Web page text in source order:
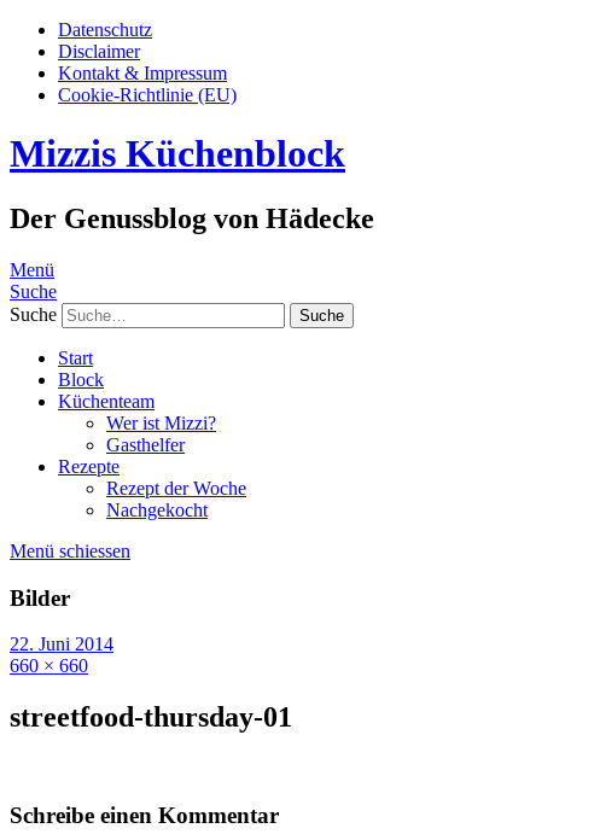
Datenschutz
Disclaimer
Kontakt & Impressum
Cookie-Richtlinie (EU)
Mizzis Küchenblock
Der Genussblog von Hädecke
Menü
Suche
Suche
Start
Block
Küchenteam
Wer ist Mizzi?
Gasthelfer
Rezepte
Rezept der Woche
Nachgekocht
Menü schiessen
Bilder
22. Juni 2014
660 × 660
streetfood-thursday-01
Schreibe einen Kommentar